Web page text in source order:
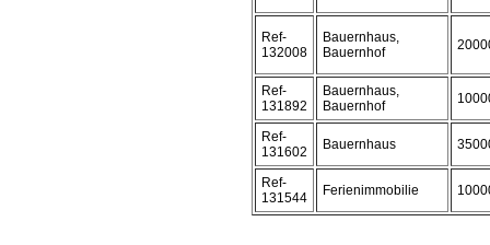
Ref-
132008
Bauernhaus,
Bauernhof
Ref-
131892
Bauernhaus,
Bauernhof
Ref-
131602
Bauernhaus
Ref-
131544
Ferienimmobilie